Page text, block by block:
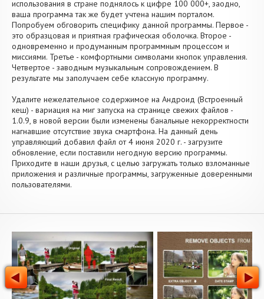
использования в стране поднялось к цифре 100 000+, заодно,
ваша программа так же будет учтена нашим порталом.
Попробуем обговорить специфику данной программы. Первое -
это образцовая и приятная графическая оболочка. Второе -
одновременно и продуманным программным процессом и
миссиями. Третье - комфортными символами кнопок управления.
Четвертое - заводным музыкальным сопровождением. В
результате мы заполучаем себе классную программу.
Удалите нежелательное содержимое на Андроид (Встроенный
кеш) - вариация на миг запуска на странице свежих файлов -
1.0.9, в новой версии были изменены банальные некорректности
нагнавшие отсутствие звука смартфона. На данный день
управляющий добавил файл от 4 июня 2020 г. - загрузите
обновление, если поставили негодную версию программы.
Приходите в наши друзья, с целью загружать только взломанные
приложения и различные программы, загруженные доверенными
пользователями.